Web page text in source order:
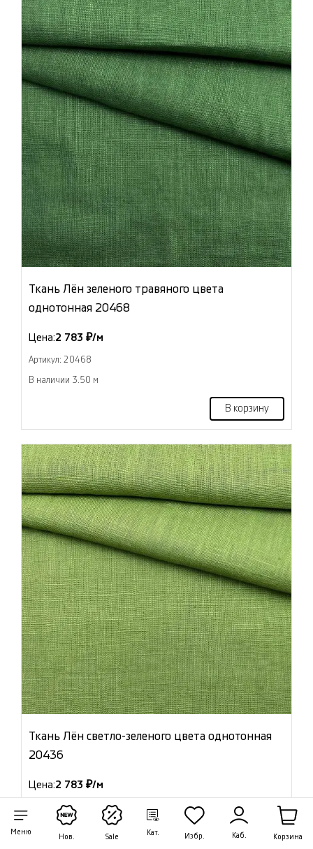
Меню
Нов. Sale
Кат. Избр. Каб. Корзина
Ткань Лён зеленого травяного цвета
однотонная 20468
Цена:2 783 ₽/м
Артикул: 20468
В наличии 3.50 м
В корзину
Ткань Лён светло-зеленого цвета однотонная
20436
Цена:2 783 ₽/м
Артикул: 20436
В наличии 16.80 м